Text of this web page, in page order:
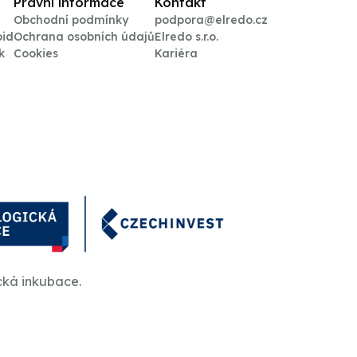
Obchodní podmínky
Ochrana osobních údajů
Cookies
podpora@elredo.cz
Elredo s.r.o.
Kariéra
inkubace.